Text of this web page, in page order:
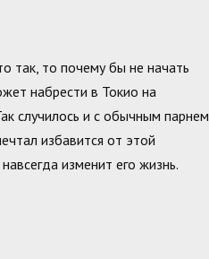
так, то почему бы не начать
набрести в Токио на
случилось и с обычным парнем
избавится от этой
изменит его жизнь.